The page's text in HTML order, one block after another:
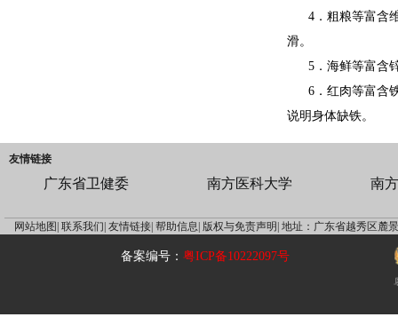
4．粗粮等富含
滑。
5．海鲜等富含
6．红肉等富含
说明身体缺铁。
友情链接
广东省卫健委 南方医科大学 南
网站地图| 联系我们| 友情链接| 帮助信息| 版权与免责声明| 地址：广东省越秀区麓
备案编号：粤ICP备10222097号